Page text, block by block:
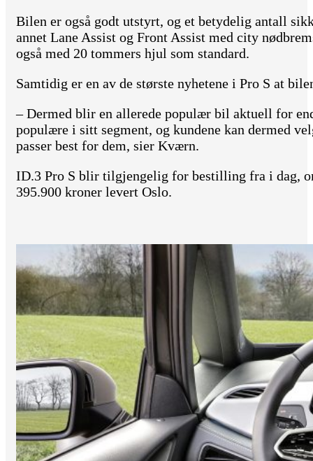
Bilen er også godt utstyrt, og et betydelig antall
annet Lane Assist og Front Assist med city
også med 20 tommers hjul som standard.
Samtidig er en av de største nyhetene i Pro S at
– Dermed blir en allerede populær bil aktuell for
populære i sitt segment, og kundene kan dermed
passer best for dem, sier Kværn.
ID.3 Pro S blir tilgjengelig for bestilling fra i dag,
395.900 kroner levert Oslo.